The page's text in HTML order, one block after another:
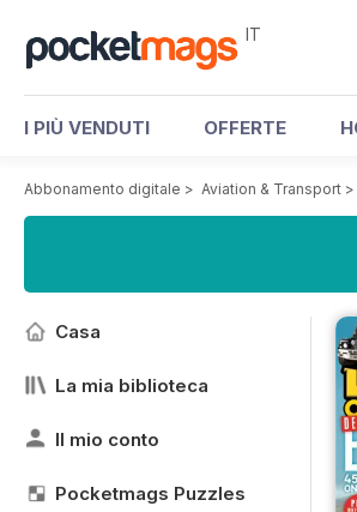
IT
I PIÙ VENDUTI OFFERTE
Abbonamento digitale > Aviation & Transport >
Casa
La mia biblioteca
Il mio conto
Pocketmags Puzzles